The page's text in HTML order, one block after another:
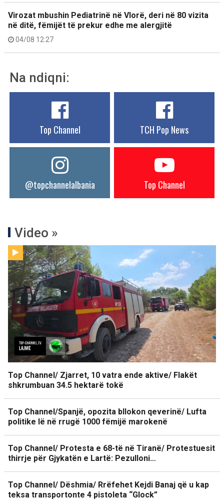
Virozat mbushin Pediatrinë në Vlorë, deri në 80 vizita
në ditë, fëmijët të prekur edhe me alergjitë
04/08 12:27
Na ndiqni:
Top Channel TCH Pop News
@topchannelalbania Top Channel
Video »
Top Channel/ Zjarret, 10 vatra ende aktive/ Flakët
shkrumbuan 34.5 hektarë tokë
Top Channel/Spanjë, opozita bllokon qeverinë/ Lufta
politike lë në rrugë 1000 fëmijë marokenë
Top Channel/ Protesta e 68-të në Tiranë/ Protestuesit
thirrje për Gjykatën e Lartë: Pezulloni…
Top Channel/ Dëshmia/ Rrëfehet Kejdi Banaj që u kap
teksa transportonte 4 pistoleta “Glock”